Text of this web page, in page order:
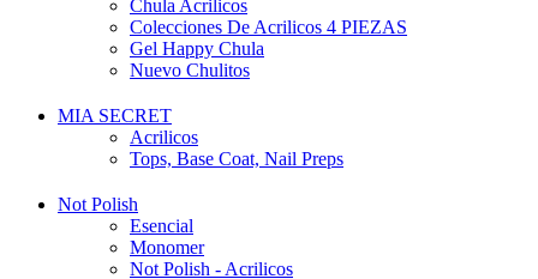
Chula Acrilicos
Colecciones De Acrilicos 4 PIEZAS
Gel Happy Chula
Nuevo Chulitos
MIA SECRET
Acrilicos
Tops, Base Coat, Nail Preps
Not Polish
Esencial
Monomer
Not Polish - Acrilicos